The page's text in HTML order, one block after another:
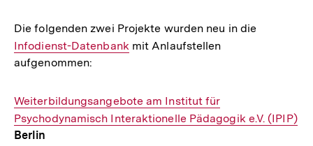
Die folgenden zwei Projekte wurden neu in die
Infodienst-Datenbank mit Anlaufstellen
aufgenommen:
Interner
Link:
Weiterbildungsangebote am Institut für
Psychodynamisch Interaktionelle Pädagogik e.V. (IPIP)
Berlin